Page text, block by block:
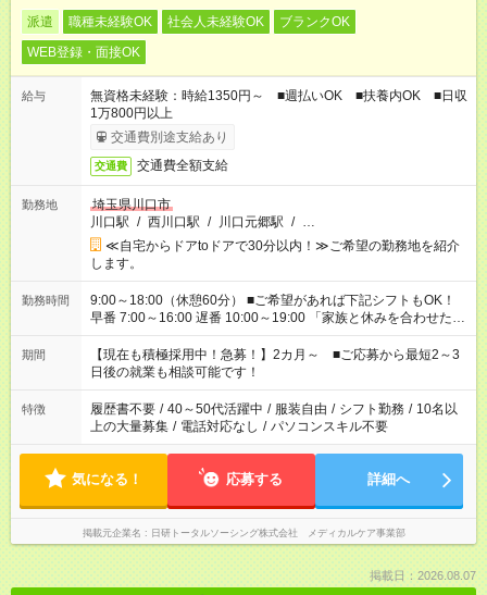
派遣 職種未経験OK 社会人未経験OK
ブランクOK
WEB登録・面接OK
給与
無資格未経験：時給1350円～ ■週払いOK ■扶養内OK ■日収
1万800円以上
交通費別途支給あり
交通費 交通費全額支給
勤務地
埼玉県川口市
川口駅 / 西川口駅 / 川口元郷駅 / …
≪自宅からドアtoドアで30分以内！≫ご希望の勤務地を紹介
します。
勤務時間
9:00～18:00（休憩60分） ■ご希望があれば下記シフトもOK！
早番 7:00～16:00 遅番 10:00～19:00 「家族と休みを合わせた
い」 「余裕を持って夕飯の準備がしたい」 「できれば残業はし
たくない」 など、ご希望を教えてくださいね。 ※Wワーク希望
の方へ 今ご覧のお仕事で希望する勤務時間と、もう1つのお仕事
の勤務時間。 合計で週40時間を超える場合は応募できません。
期間
【現在も積極採用中！急募！】2カ月～ ■ご応募から最短2～3
日後の就業も相談可能です！
特徴 履歴書不要 / 40～50代活躍中 / 服装自由 / シフト勤務 / 10名以
上の大量募集 / 電話対応なし / パソコンスキル不要
気になる！ 応募する 詳細へ
掲載元企業名 日研トータルソーシング株式会社 メディカルケア事業部
掲載日：2026.08.07